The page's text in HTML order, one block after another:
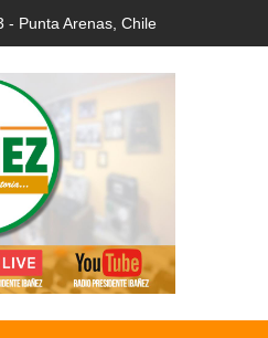
- Punta Arenas, Chile